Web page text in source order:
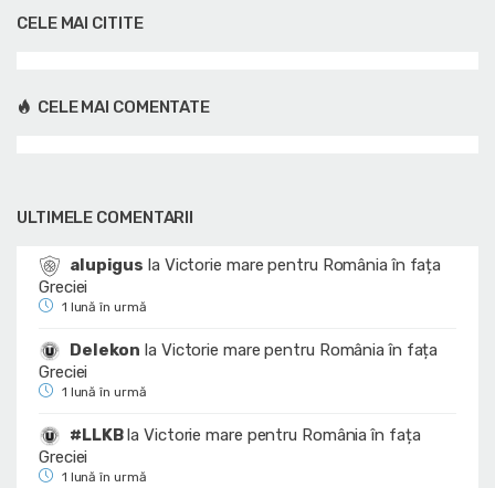
CELE MAI CITITE
CELE MAI COMENTATE
ULTIMELE COMENTARII
alupigus la Victorie mare pentru România în fața
Greciei
1 lună în urmă
Delekon la Victorie mare pentru România în fața
Greciei
1 lună în urmă
#LLKBlaVictorie mare pentru România în fața
Greciei
1 lună în urmă